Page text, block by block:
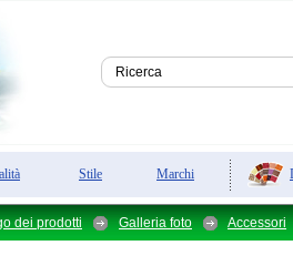
Stile Marchi
dei prodotti Galleria foto Accessori